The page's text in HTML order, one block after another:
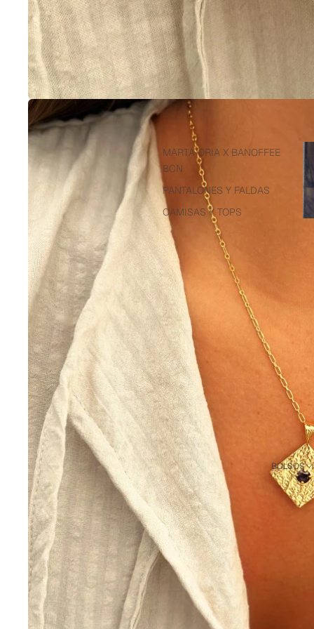
MARTA ORIA X BANOFFEE
BCN
PANTALONES Y FALDAS
CAMISAS Y TOPS
TOTAL LOOKS
VESTIDOS Y MONOS
CHAQUETAS Y JERSEYS
PIJAMAS
BANOFFEE X SHOWROOM
DEL NADO
COLECCIÓN DE BAÑO
TOALLAS DE PLAYA
CAMISETAS Y
SUDADERAS
PERSONALIZADAS
ADULTO Y NIÑO
CAMISETAS
SUDADERAS
PACKS A CONJUNTO
VER TODO
GORRAS
PERSONALIZADAS
BOLSOS